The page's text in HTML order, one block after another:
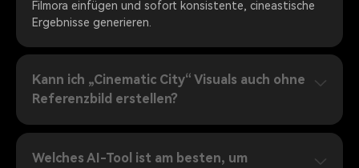
Filmora einfügen und sofort konsistente, cineastische
Ergebnisse generieren.
Kann ich „Cinematic City“ Visuals auch ohne
Referenzbild erstellen?
Welches AI-Tool ist am besten, um